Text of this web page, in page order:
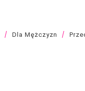
Dla Mężczyzn